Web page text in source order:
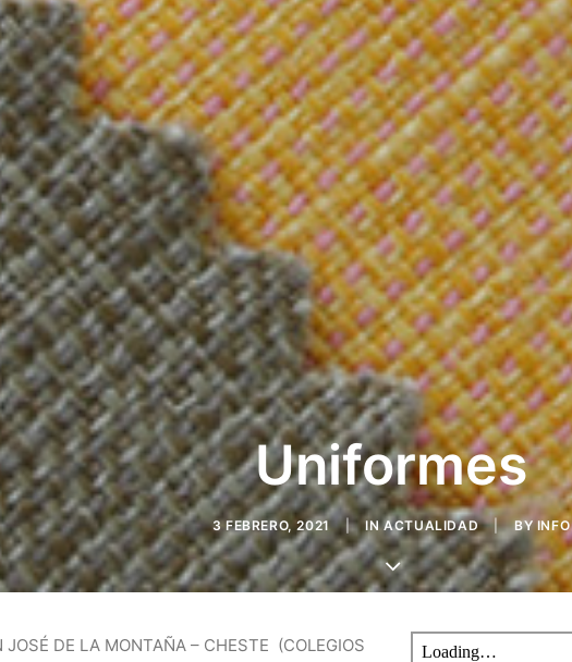
Uniformes
3 FEBRERO, 2021 | INACTUALIDAD | BYINFO
JOSÉ DE LA MONTAÑA – CHESTE (COLEGIOS